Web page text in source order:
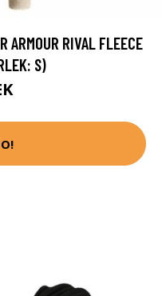
ARMOUR RIVAL FLEECE
S)